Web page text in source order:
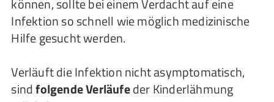
können, sollte bei einem Verdacht auf eine
Infektion so schnell wie möglich medizinische
Hilfe gesucht werden.
Verläuft die Infektion nicht asymptomatisch,
sindfolgende Verläufeder Kinderlähmung